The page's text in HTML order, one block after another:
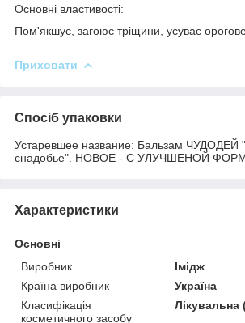
Основні властивості:
Пом'якшує, загоює тріщини, усуває
Приховати
Спосіб упаковки
Устаревшее название: Бальзам
снадобье". НОВОЕ - С УЛУЧШЕНОЙ
Характеристики
Основні
Виробник
Імідж
Країна виробник
Україна
Класифікація
косметичного засобу
Лікувальна